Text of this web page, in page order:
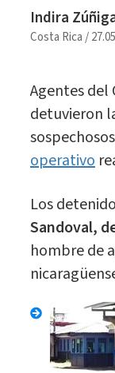
Indira
Costa Rica/
Agentes del
detuvieron
operativo
Los
Sandoval,
hombre de